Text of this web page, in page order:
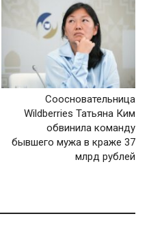
Соосновательница
Wildberries Татьяна Ким
обвинила команду
бывшего мужа в краже 37
млрд рублей